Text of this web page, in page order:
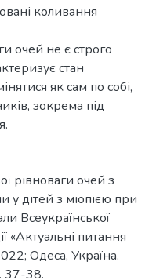
коливання
очей не є строго
стан
як сам по собі,
зокрема під
рівноваги очей з
у дітей з міопією при
Всеукраїнської
«Актуальні питання
Одеса, Україна.
37-38.